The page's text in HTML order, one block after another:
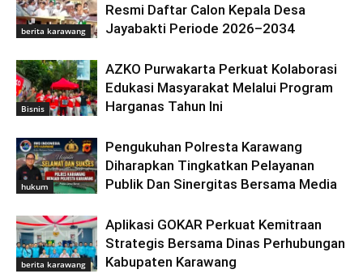
berita karawang
Resmi Daftar Calon Kepala Desa
Jayabakti Periode 2026–2034
Bisnis
AZKO Purwakarta Perkuat Kolaborasi
Edukasi Masyarakat Melalui Program
Harganas Tahun Ini
hukum
Pengukuhan Polresta Karawang
Diharapkan Tingkatkan Pelayanan
Publik Dan Sinergitas Bersama Media
berita karawang
Aplikasi GOKAR Perkuat Kemitraan
Strategis Bersama Dinas Perhubungan
Kabupaten Karawang